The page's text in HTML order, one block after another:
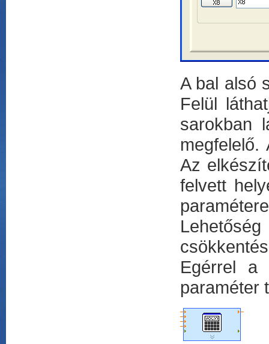
A bal alsó
Felül
sarokban
megfelelő.
Az
felvett
Egérrel a
paraméter